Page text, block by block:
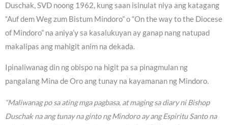
Duschak, SVD noong 1962, kung saan isinulat niya ang katagang
“Auf dem Weg zum Bistum Mindoro” o “On the way to the Diocese
of Mindoro” na aniya’y sa kasalukuyan ay ganap nang natupad
makalipas ang mahigit anim na dekada.
Ipinaliwanag din ng obispo na higit pa sa pinagmulan ng
pangalang Mina de Oro ang tunay na kayamanan ng Mindoro.
“Maliwanag po sa ating mga pagbasa, at maging sa diary ni Bishop
Duschak na ang tunay na ginto ng Mindoro ay ang Espiritu Santo na